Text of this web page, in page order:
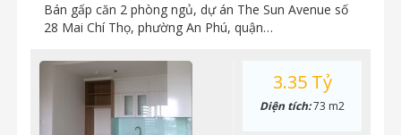
Bán gấp căn 2 phòng ngủ, dự án The Sun Avenue số
28 Mai Chí Thọ, phường An Phú, quận…
3.35 Tỷ
Diện tích:73 m2